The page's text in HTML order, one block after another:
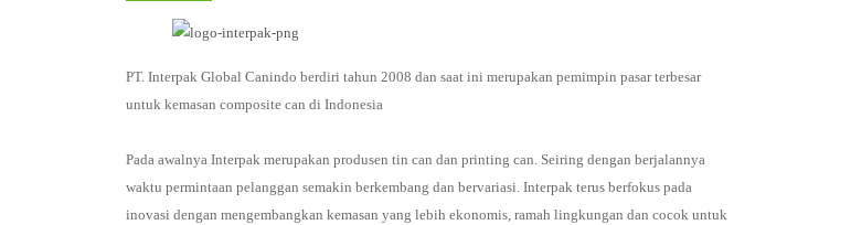
PT. Interpak Global Canindo berdiri tahun 2008 dan saat ini merupakan pemimpin pasar terbesar
untuk kemasan composite can di Indonesia
Pada awalnya Interpak merupakan produsen tin can dan printing can. Seiring dengan berjalannya
waktu permintaan pelanggan semakin berkembang dan bervariasi. Interpak terus berfokus pada
inovasi dengan mengembangkan kemasan yang lebih ekonomis, ramah lingkungan dan cocok untuk